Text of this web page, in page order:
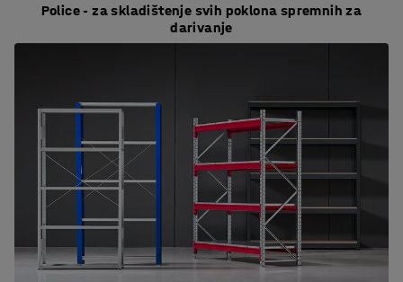
Police - za skladištenje svih poklona spremnih za
darivanje